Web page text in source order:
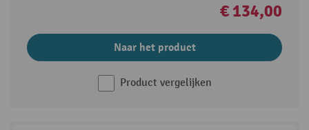
€ 134,00
Naar het product
Product vergelijken